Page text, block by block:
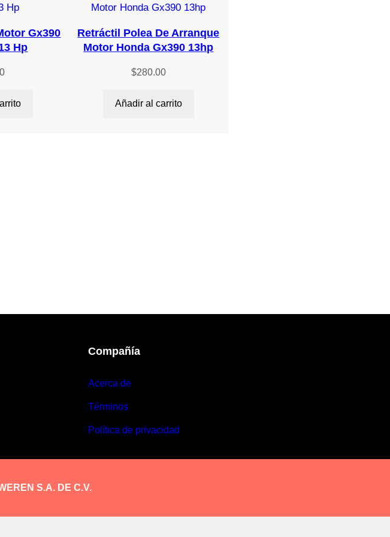
Gx390
Hp
Retráctil Polea De Arranque
Motor Honda Gx390 13hp
$280.00
Añadir al carrito
Compañía
Acerca de
Términos
Política de privacidad
S.A. DE C.V.